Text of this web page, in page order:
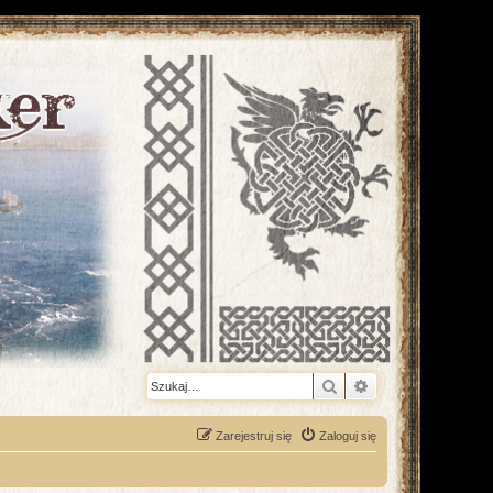
Szukaj Wyszukiwanie
Zaloguj się
Zarejestruj się